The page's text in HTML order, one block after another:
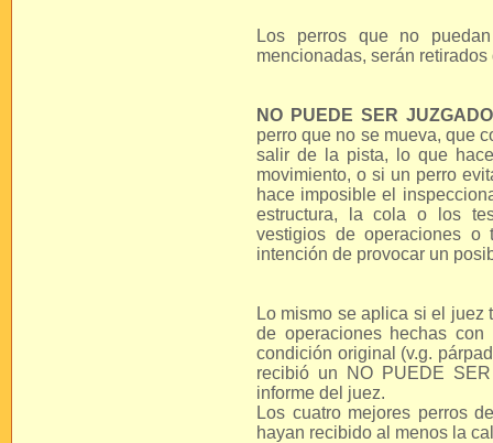
Los perros que no
mencionadas, serán
NO PUEDE SER
perro que no se mueva, que
salir de la pista, lo que
movimiento, o si un perro
hace imposible el
estructura, la cola o los
vestigios de operaciones o
intención de provocar un
Lo mismo se aplica si el juez
de operaciones hechas
condición original (v.g.
recibió un NO PUEDE
informe del juez.
Los cuatro mejores perros
hayan recibido al menos la